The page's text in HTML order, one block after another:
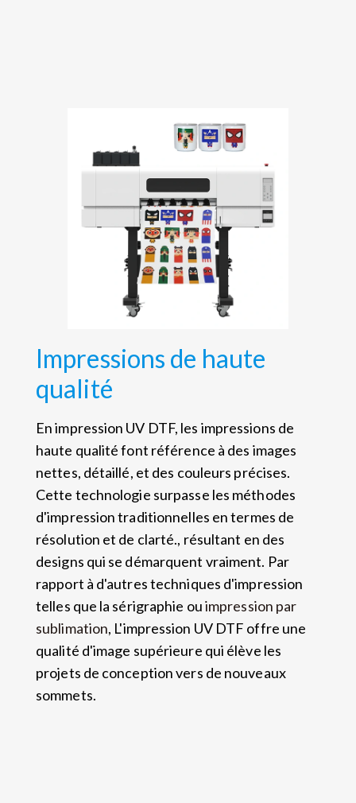
Impressions de haute
qualité
En impression UV DTF, les impressions de
haute qualité font référence à des images
nettes, détaillé, et des couleurs précises.
Cette technologie surpasse les méthodes
d'impression traditionnelles en termes de
résolution et de clarté., résultant en des
designs qui se démarquent vraiment. Par
rapport à d'autres techniques d'impression
telles que la sérigraphie ouimpression par
sublimation, L'impression UV DTF offre une
qualité d'image supérieure qui élève les
projets de conception vers de nouveaux
sommets.